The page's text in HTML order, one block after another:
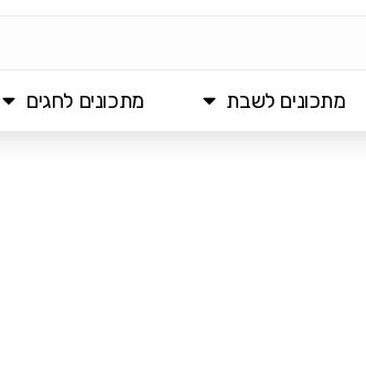
מתכונים לשבת מתכונים לחגים